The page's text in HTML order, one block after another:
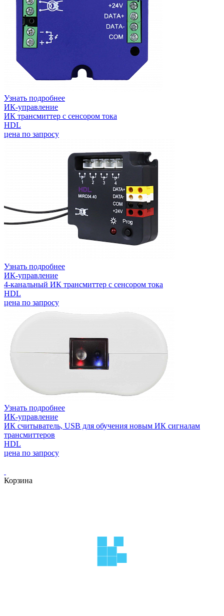
Узнать подробнее
ИК-управление
ИК трансмиттер с сенсором тока
HDL
цена по запросу
Узнать подробнее
ИК-управление
4-канальный ИК трансмиттер с сенсором тока
HDL
цена по запросу
Узнать подробнее
ИК-управление
ИК считыватель, USB для обучения новым ИК сигналам
трансмиттеров
HDL
цена по запросу
Корзина